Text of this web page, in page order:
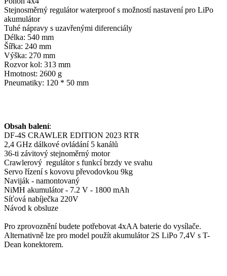
Stejnosměrný regulátor waterproof s možností nastavení pro LiPo
akumulátor
Tuhé nápravy s uzavřenými diferenciály
Délka: 540 mm
Šířka: 240 mm
Výška: 270 mm
Rozvor kol: 313 mm
Hmotnost: 2600 g
Pneumatiky: 120 * 50 mm
Obsah balení:
DF-4S CRAWLER EDITION 2023 RTR
2,4 GHz dálkové ovládání 5 kanálů
36-ti závitový stejnoměrný motor
Crawlerový regulátor s funkcí brzdy ve svahu
Servo řízení s kovovu převodovkou 9kg
Naviják - namontovaný
NiMH akumulátor - 7.2 V - 1800 mAh
Síťová nabíječka 220V
Návod k obsluze
Pro zprovoznění budete potřebovat 4xAA baterie do vysílače.
Alternativně lze pro model použít akumulátor 2S LiPo 7,4V s T-
Dean konektorem.